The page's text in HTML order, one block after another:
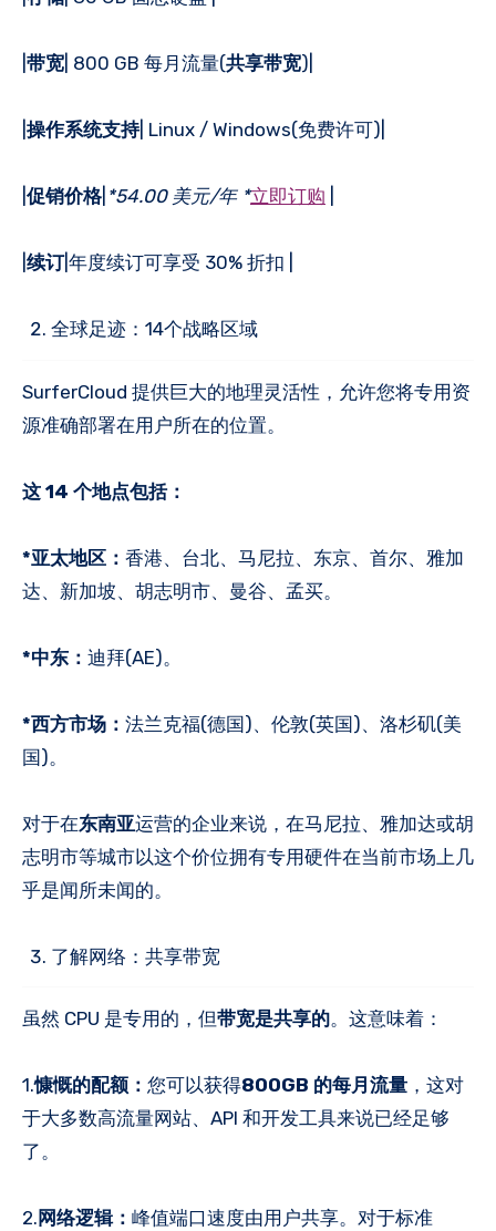
带宽 | 800 GB 每月流量(共享带宽)|
操作系统支持| Linux / Windows(免费许可)|
促销价格| *54.00 美元/年 *立即订购
续订|年度续订可享受 30% 折扣 |
全球足迹：14个战略区域
SurferCloud 提供巨大的地理灵活性，允许您将专用资
源准确部署在用户所在的位置。
这 14 个地点包括：
*亚太地区： 香港、台北、马尼拉、东京、首尔、雅加
达、新加坡、胡志明市、曼谷、孟买。
*中东： 迪拜(AE)。
*西方市场： 法兰克福(德国)、伦敦(英国)、洛杉矶(美
国)。
对于在东南亚运营的企业来说，在马尼拉、雅加达或胡
志明市等城市以这个价位拥有专用硬件在当前市场上几
乎是闻所未闻的。
了解网络：共享带宽
虽然 CPU 是专用的，但带宽是共享的。这意味着：
1.慷慨的配额： 您可以获得800GB 的每月流量 ，这对
于大多数高流量网站、API 和开发工具来说已经足够
了。
2. 网络逻辑： 峰值端口速度由用户共享。对于标准